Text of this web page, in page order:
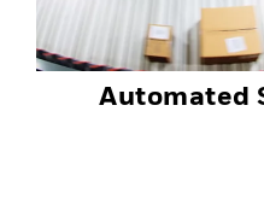
Automated